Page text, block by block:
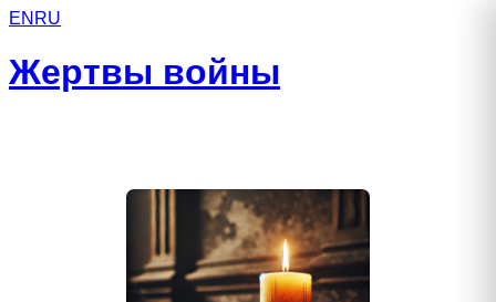
EN RU
Жертвы войны